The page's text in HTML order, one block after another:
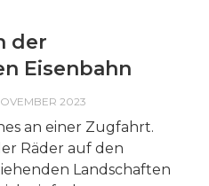
der
Eisenbahn
2023
an einer Zugfahrt.
Räder auf den
Landschaften